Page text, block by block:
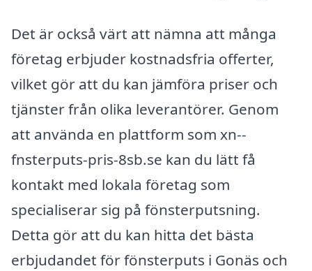
Det är också värt att nämna att många
företag erbjuder kostnadsfria offerter,
vilket gör att du kan jämföra priser och
tjänster från olika leverantörer. Genom
att använda en plattform som xn--
fnsterputs-pris-8sb.se kan du lätt få
kontakt med lokala företag som
specialiserar sig på fönsterputsning.
Detta gör att du kan hitta det bästa
erbjudandet för fönsterputs i Gonäs och